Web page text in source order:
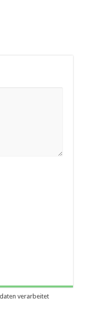
verarbeitet